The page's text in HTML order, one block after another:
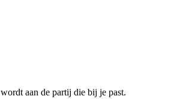
aan de partij die bij je past.